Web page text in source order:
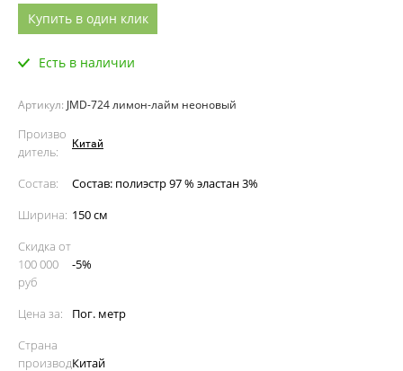
Купить в один клик
Есть в наличии
Артикул: JMD-724 лимон-лайм неоновый
Произво
дитель:
Китай
Состав:
Состав: полиэстр 97 % эластан 3%
Ширина: 150 см
Скидка от
100 000
руб
-5%
Цена за:
Пог. метр
Страна
производКитай